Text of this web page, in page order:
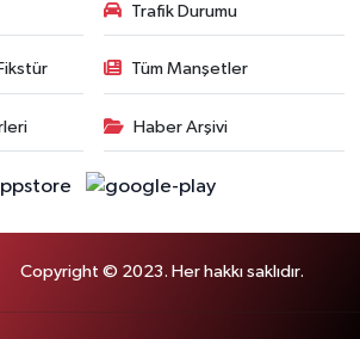
Trafik Durumu
Tüm Manşetler
Haber Arşivi
Copyright © 2023. Her hakkı saklıdır.